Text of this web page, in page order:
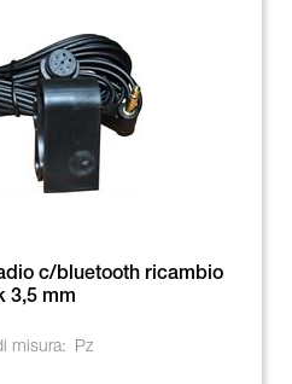
c/bluetooth ricambio
3,5 mm
misura: Pz